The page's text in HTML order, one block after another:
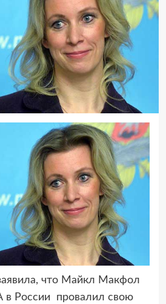
что Майкл Макфол
России провалил свою